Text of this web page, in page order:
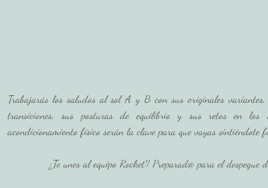
Trabajarás los saludos al sol A y B con sus originales
transiciones, sus posturas de equilibrio y sus retos en
acondicionamiento físico serán la clave para que vayas sintiéndote
¿Te unes al equipo Rocket? Preparad@ para el